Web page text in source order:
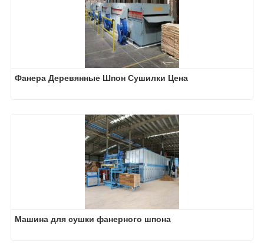
Фанера Деревянные Шпон Сушилки Цена
Машина для сушки фанерного шпона